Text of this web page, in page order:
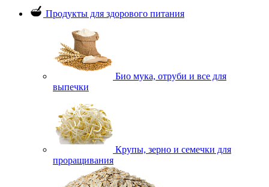
Продукты для здорового питания
Био мука, отруби и все для
выпечки
Крупы, зерно и семечки для
проращивания